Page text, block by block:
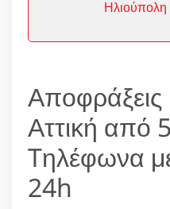
Ηλιούπολη
Αττική από
Tηλέφωνα
24h